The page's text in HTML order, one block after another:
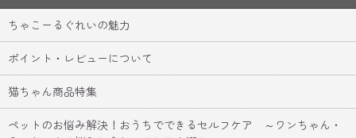
ちゃこーるぐれいの魅力
ポイント・レビューについて
猫ちゃん商品特集
ペットのお悩み解決！おうちでできるセルフケア ～ワンちゃん・